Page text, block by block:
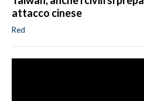
attacco cinese
Red